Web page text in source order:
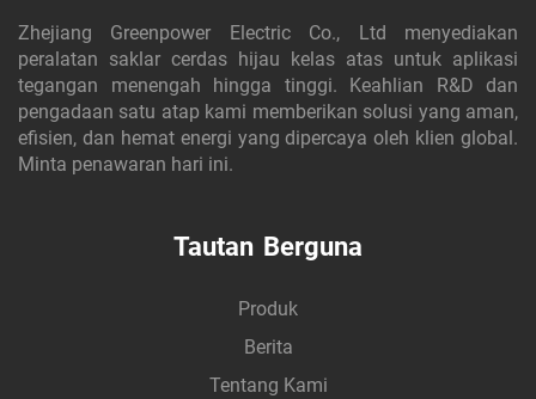
Zhejiang Greenpower Electric Co., Ltd menyediakan
peralatan saklar cerdas hijau kelas atas untuk aplikasi
tegangan menengah hingga tinggi. Keahlian R&D dan
pengadaan satu atap kami memberikan solusi yang aman,
efisien, dan hemat energi yang dipercaya oleh klien global.
Minta penawaran hari ini.
Tautan Berguna
Produk
Berita
Tentang Kami